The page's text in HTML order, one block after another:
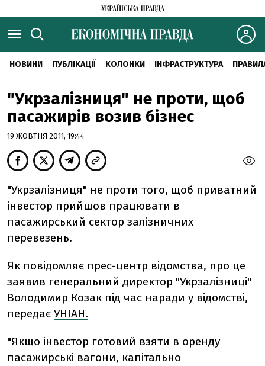
НОВИНИ ПУБЛІКАЦІЇ КОЛОНКИ ІНФРАСТРУКТУРА
"Укрзалізниця" не проти, щоб
пасажирів возив бізнес
19 ЖОВТНЯ 2011, 19:44
"Укрзалізниця" не проти того, щоб приватний
інвестор прийшов працювати в
пасажирський сектор залізничних
перевезень.
Як повідомляє прес-центр відомства, про це
заявив генеральний директор "Укрзалізниці"
Володимир Козак під час наради у відомстві,
передає УНІАН.
"Якщо інвестор готовий взяти в оренду
пасажирські вагони, капітально